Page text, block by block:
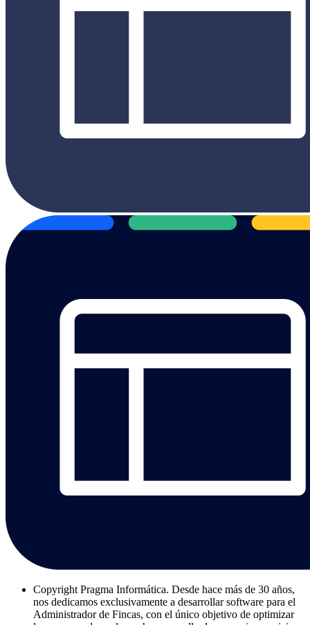
Copyright Pragma Informática. Desde hace más de 30 años,
nos dedicamos exclusivamente a desarrollar software para el
Administrador de Fincas, con el único objetivo de optimizar